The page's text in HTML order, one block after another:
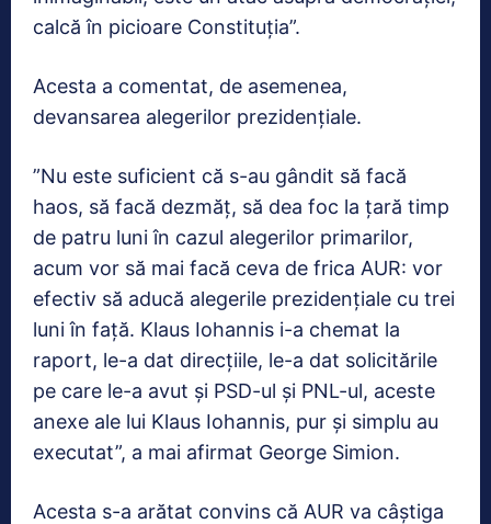
calcă în picioare Constituţia”.
Acesta a comentat, de asemenea,
devansarea alegerilor prezidenţiale.
”Nu este suficient că s-au gândit să facă
haos, să facă dezmăţ, să dea foc la ţară timp
de patru luni în cazul alegerilor primarilor,
acum vor să mai facă ceva de frica AUR: vor
efectiv să aducă alegerile prezidenţiale cu trei
luni în faţă. Klaus Iohannis i-a chemat la
raport, le-a dat direcţiile, le-a dat solicitările
pe care le-a avut şi PSD-ul şi PNL-ul, aceste
anexe ale lui Klaus Iohannis, pur şi simplu au
executat”, a mai afirmat George Simion.
Acesta s-a arătat convins că AUR va câştiga